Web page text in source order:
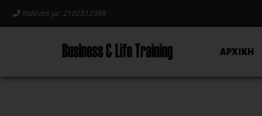
Καλέστε με: 2102512988
ΑΡΧΙΚΗ